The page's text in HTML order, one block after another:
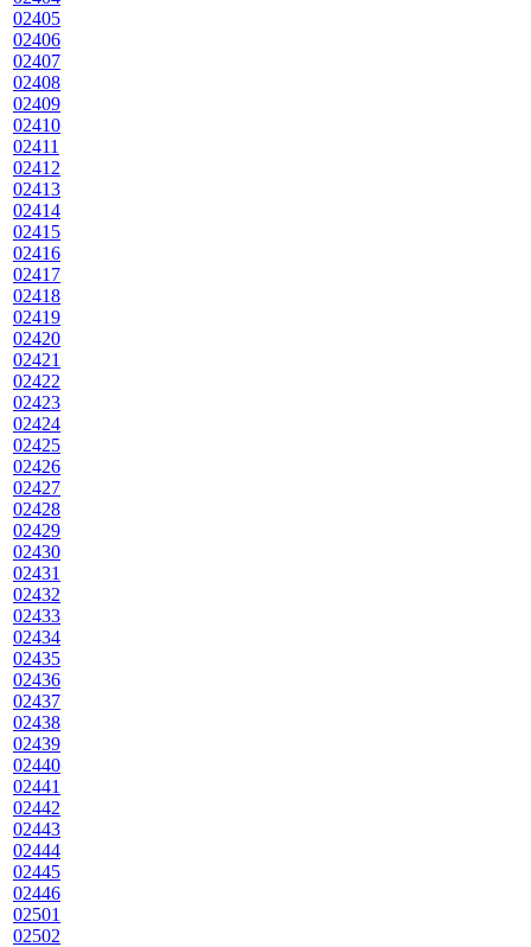
02405
02406
02407
02408
02409
02410
02411
02412
02413
02414
02415
02416
02417
02418
02419
02420
02421
02422
02423
02424
02425
02426
02427
02428
02429
02430
02431
02432
02433
02434
02435
02436
02437
02438
02439
02440
02441
02442
02443
02444
02445
02446
02501
02502